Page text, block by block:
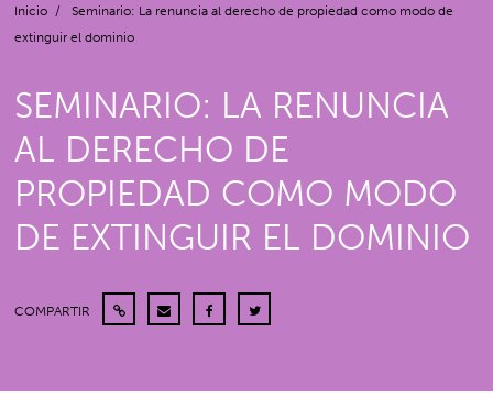
Inicio /
Seminario: La renuncia al derecho de propiedad como modo de
extinguir el dominio
SEMINARIO: LA RENUNCIA
AL DERECHO DE
PROPIEDAD COMO MODO
DE EXTINGUIR EL DOMINIO
COMPARTIR